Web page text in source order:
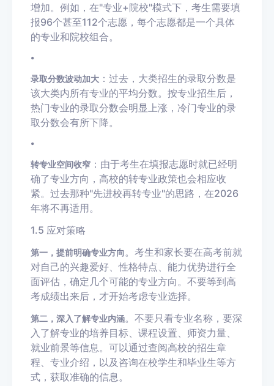
增加。例如，在"专业+院校"模式下，考生需要填
报96个甚至112个志愿，每个志愿都是一个具体
的专业和院校组合。
•
录取分数波动加大 ：过去，大类招生的录取分数是
该大类内所有专业的平均分数。按专业招生后，
热门专业的录取分数会明显上涨，冷门专业的录
取分数会有所下降。
•
转专业空间收窄 ：由于考生在填报志愿时就已经明
确了专业方向，高校的转专业政策也会相应收
紧。过去那种"先进校再转专业"的思路，在2026
年将不再适用。
1.5 应对策略
第一，提前明确专业方向。考生和家长要在高考前就
对自己的兴趣爱好、性格特点、能力优势进行全
面评估，确定几个可能的专业方向。不要等到高
考成绩出来后，才开始考虑专业选择。
第二，深入了解专业内涵。不要只看专业名称，要深
入了解专业的培养目标、课程设置、师资力量、
就业前景等信息。可以通过查阅高校的招生章
程、专业介绍，以及咨询在校学生和毕业生等方
式，获取准确的信息。